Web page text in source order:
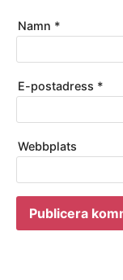
Namn *
E-postadress *
Webbplats